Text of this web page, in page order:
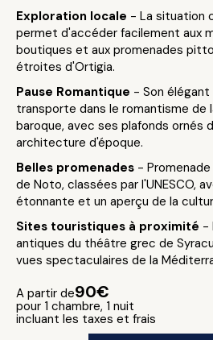
Exploration locale - La situation
permet d'accéder facilement aux
boutiques et aux promenades
étroites d'Ortigia.
Pause Romantique - Son élégant
transporte dans le romantisme de
baroque, avec ses plafonds ornés
architecture d'époque.
Belles promenades -
de Noto, classées par l'UNESCO,
étonnante et un aperçu de la
Sites touristiques à proximité -
antiques du théâtre grec de
vues spectaculaires de la
A partir de90€
pour 1 chambre, 1 nuit
incluant les taxes et frais